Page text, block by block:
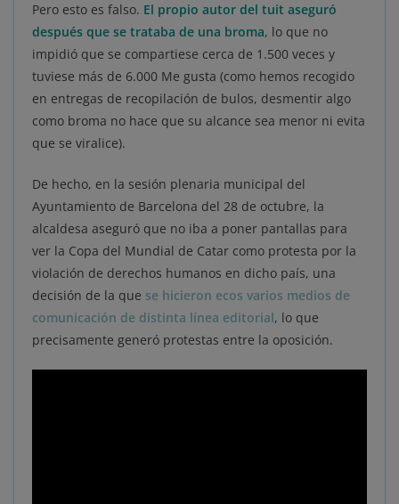
Pero esto es falso. El propio autor del tuit aseguró
después que se trataba de una broma, lo que no
impidió que se compartiese cerca de 1.500 veces y
tuviese más de 6.000 Me gusta (como hemos recogido
en entregas de recopilación de bulos, desmentir algo
como broma no hace que su alcance sea menor ni evita
que se viralice).
De hecho, en la sesión plenaria municipal del
Ayuntamiento de Barcelona del 28 de octubre, la
alcaldesa aseguró que no iba a poner pantallas para
ver la Copa del Mundial de Catar como protesta por la
violación de derechos humanos en dicho país, una
decisión de la que se hicieron ecos varios medios de
comunicación de distinta línea editorial, lo que
precisamente generó protestas entre la oposición.